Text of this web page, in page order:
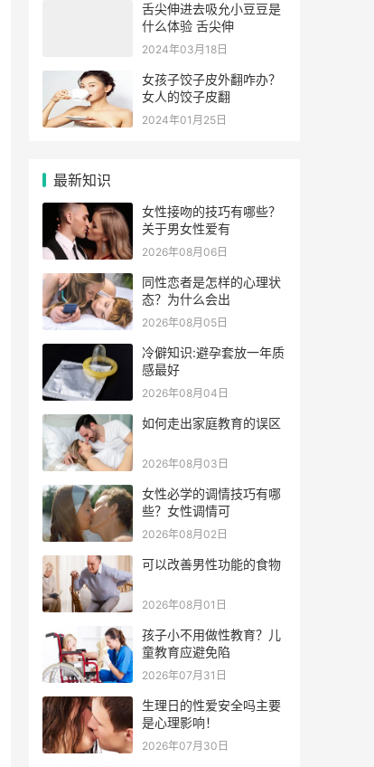
舌尖伸进去吸允小豆豆是
什么体验 舌尖伸
2024年03月18日
女孩子饺子皮外翻咋办？
女人的饺子皮翻
2024年01月25日
最新知识
女性接吻的技巧有哪些？
关于男女性爱有
2026年08月06日
同性恋者是怎样的心理状
态？为什么会出
2026年08月05日
冷僻知识:避孕套放一年质
感最好
2026年08月04日
如何走出家庭教育的误区
2026年08月03日
女性必学的调情技巧有哪
些？女性调情可
2026年08月02日
可以改善男性功能的食物
2026年08月01日
孩子小不用做性教育？儿
童教育应避免陷
2026年07月31日
生理日的性爱安全吗主要
是心理影响！
2026年07月30日